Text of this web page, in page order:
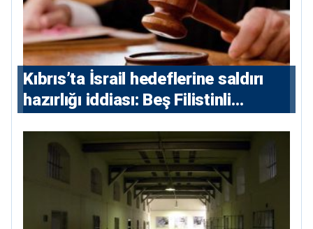
Kıbrıs’ta İsrail hedeflerine saldırı
hazırlığı iddiası: Beş Filistinli